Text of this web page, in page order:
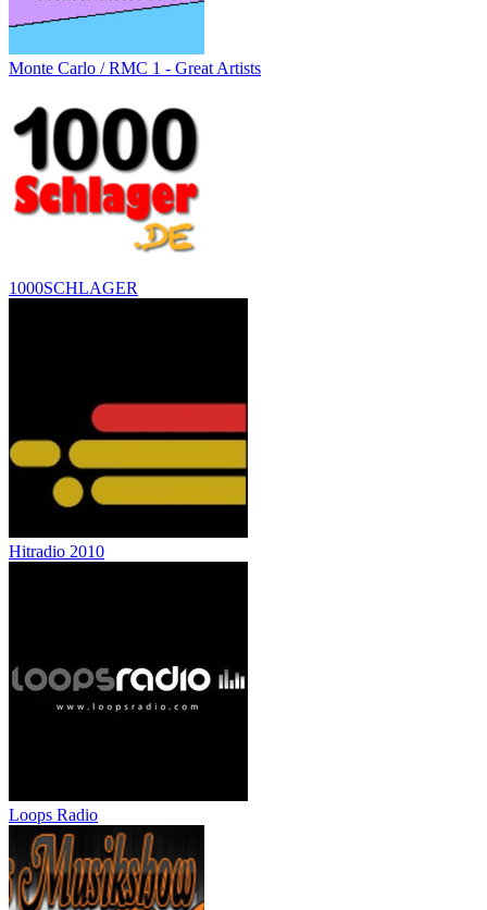
Monte Carlo / RMC 1 - Great Artists
1000SCHLAGER
Hitradio 2010
Loops Radio